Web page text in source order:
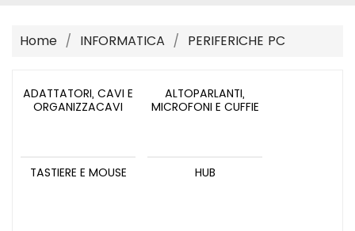
Home INFORMATICA PERIFERICHE PC
ADATTATORI, CAVI E
ORGANIZZACAVI
ALTOPARLANTI,
MICROFONI E CUFFIE
TASTIERE E MOUSE HUB